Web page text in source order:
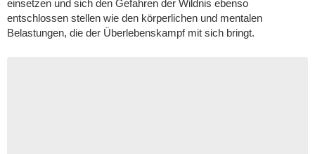
einsetzen und sich den Gefahren der Wildnis ebenso
entschlossen stellen wie den körperlichen und mentalen
Belastungen, die der Überlebenskampf mit sich bringt.